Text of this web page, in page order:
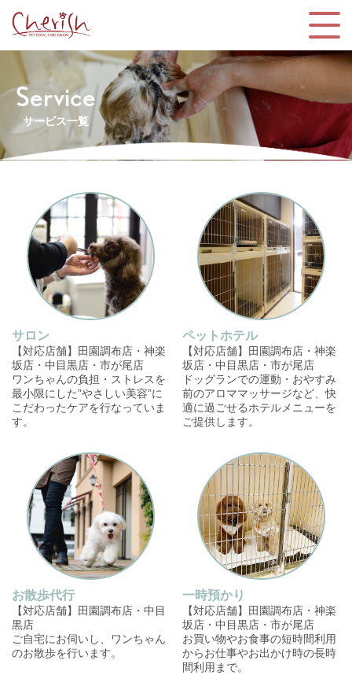
Service
サービス一覧
サロン
【対応店舗】田園調布店・神楽
坂店・中目黒店・市が尾店
ワンちゃんの負担・ストレスを
最小限にした”やさしい美容”に
こだわったケアを行なっていま
す。
ペットホテル
【対応店舗】田園調布店・神楽
坂店・中目黒店・市が尾店
ドッグランでの運動・おやすみ
前のアロママッサージなど、快
適に過ごせるホテルメニューを
ご提供します。
お散歩代行
【対応店舗】田園調布店・中目
黒店
ご自宅にお伺いし、ワンちゃん
のお散歩を行います。
一時預かり
【対応店舗】田園調布店・神楽
坂店・中目黒店・市が尾店
お買い物やお食事の短時間利用
からお仕事やお出かけ時の長時
間利用まで。